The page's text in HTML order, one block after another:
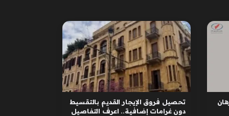
تحصيل فروق الإيجار القديم بالتقسيط
دون غرامات إضافية.. اعرف التفاصيل